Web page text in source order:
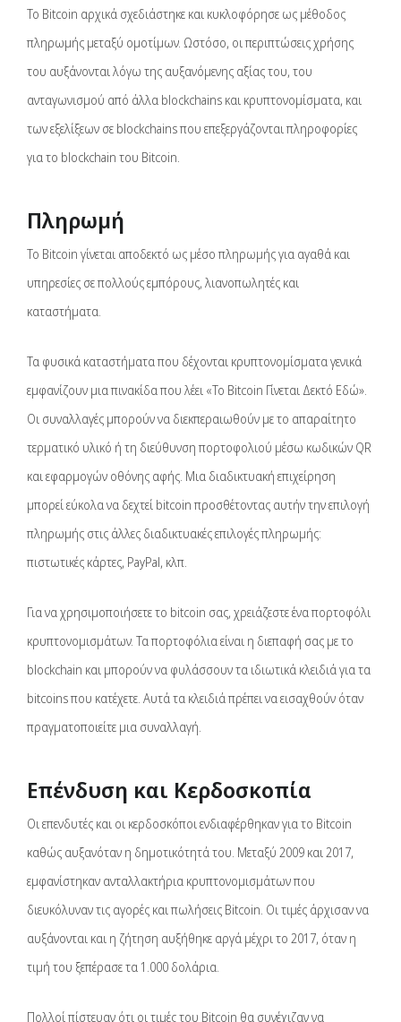
Το Bitcoin αρχικά σχεδιάστηκε και κυκλοφόρησε ως μέθοδος
πληρωμής μεταξύ ομοτίμων. Ωστόσο, οι περιπτώσεις χρήσης
του αυξάνονται λόγω της αυξανόμενης αξίας του, του
ανταγωνισμού από άλλα blockchains και κρυπτονομίσματα, και
των εξελίξεων σε blockchains που επεξεργάζονται πληροφορίες
για το blockchain του Bitcoin.
Πληρωμή
Το Bitcoin γίνεται αποδεκτό ως μέσο πληρωμής για αγαθά και
υπηρεσίες σε πολλούς εμπόρους, λιανοπωλητές και
καταστήματα.
Τα φυσικά καταστήματα που δέχονται κρυπτονομίσματα γενικά
εμφανίζουν μια πινακίδα που λέει «Το Bitcoin Γίνεται Δεκτό Εδώ».
Οι συναλλαγές μπορούν να διεκπεραιωθούν με το απαραίτητο
τερματικό υλικό ή τη διεύθυνση πορτοφολιού μέσω κωδικών QR
και εφαρμογών οθόνης αφής. Μια διαδικτυακή επιχείρηση
μπορεί εύκολα να δεχτεί bitcoin προσθέτοντας αυτήν την επιλογή
πληρωμής στις άλλες διαδικτυακές επιλογές πληρωμής:
πιστωτικές κάρτες, PayPal, κλπ.
Για να χρησιμοποιήσετε το bitcoin σας, χρειάζεστε ένα πορτοφόλι
κρυπτονομισμάτων. Τα πορτοφόλια είναι η διεπαφή σας με το
blockchain και μπορούν να φυλάσσουν τα ιδιωτικά κλειδιά για τα
bitcoins που κατέχετε. Αυτά τα κλειδιά πρέπει να εισαχθούν όταν
πραγματοποιείτε μια συναλλαγή.
Επένδυση και Κερδοσκοπία
Οι επενδυτές και οι κερδοσκόποι ενδιαφέρθηκαν για το Bitcoin
καθώς αυξανόταν η δημοτικότητά του. Μεταξύ 2009 και 2017,
εμφανίστηκαν ανταλλακτήρια κρυπτονομισμάτων που
διευκόλυναν τις αγορές και πωλήσεις Bitcoin. Οι τιμές άρχισαν να
αυξάνονται και η ζήτηση αυξήθηκε αργά μέχρι το 2017, όταν η
τιμή του ξεπέρασε τα 1.000 δολάρια.
Πολλοί πίστευαν ότι οι τιμές του Bitcoin θα συνέχιζαν να